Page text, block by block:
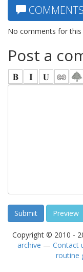
COMMENTS
No comments for this
Post a
Copyright © 2010 -
archive — Contact
routine